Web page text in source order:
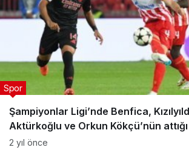
Şampiyonlar Ligi’nde Benfica,
Aktürkoğlu ve Orkun Kökçü’nün
Spor
2 yıl önce